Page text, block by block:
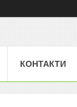
КОНТАКТИ